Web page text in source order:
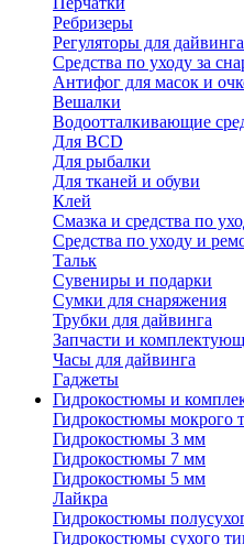
Ребризеры
Регуляторы для
Средства по уходу за
Антифог для масок и
Вешалки
Водоотталкивающие
Для BCD
Для рыбалки
Для тканей и обуви
Клей
Смазка и средства по
Средства по уходу и
Тальк
Сувениры и подарки
Сумки для снаряжения
Трубки для дайвинга
Запчасти и
Часы для дайвинга
Гаджеты
Гидрокостюмы и
Гидрокостюмы мокрого
Гидрокостюмы 3 мм
Гидрокостюмы 7 мм
Гидрокостюмы 5 мм
Лайкра
Гидрокостюмы
Гидрокостюмы сухого